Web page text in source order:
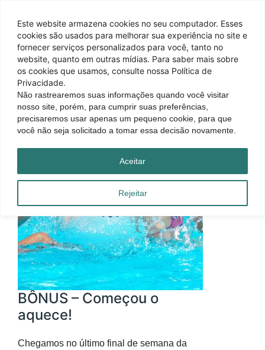
Este website armazena cookies no seu computador. Esses
cookies são usados ​​para melhorar sua experiência no site e
fornecer serviços personalizados para você, tanto no
website, quanto em outras mídias. Para saber mais sobre
os cookies que usamos, consulte nossa Política de
Privacidade.
Não rastrearemos suas informações quando você visitar
nosso site, porém, para cumprir suas preferências,
precisaremos usar apenas um pequeno cookie, para que
você não seja solicitado a tomar essa decisão novamente.
Rejeitar
Aceitar
BÔNUS – Começou o
aquece!
Chegamos no último final de semana da